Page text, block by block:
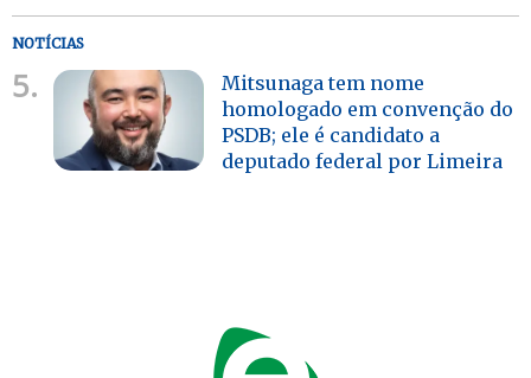
NOTÍCIAS
5.
Mitsunaga tem nome
homologado em convenção do
PSDB; ele é candidato a
deputado federal por Limeira